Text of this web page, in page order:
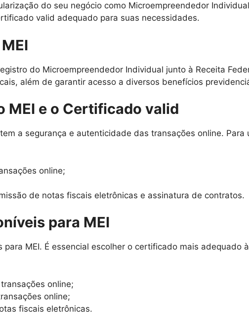
do seu negócio como Microempreendedor
valid adequado para suas necessidades.
do Microempreendedor Individual junto à Receita
além de garantir acesso a diversos benefícios
MEI e o Certificado valid
a segurança e autenticidade das transações online. Para
online;
de notas fiscais eletrônicas e assinatura de contratos.
para MEI
MEI. É essencial escolher o certificado mais adequado
online;
online;
fiscais eletrônicas.